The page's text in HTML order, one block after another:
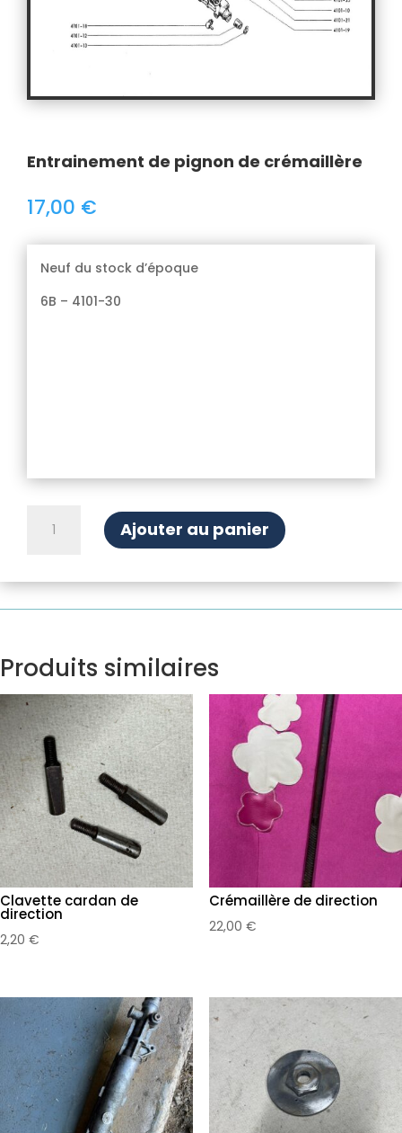
Entrainement de pignon de crémaillère
17,00 €
Neuf du stock d’époque
6B – 4101-30
Ajouter au panier
Produits similaires
Clavette cardan de
direction
2,20 €
Crémaillère de direction
22,00 €